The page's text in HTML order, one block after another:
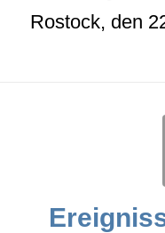
Rostock, den